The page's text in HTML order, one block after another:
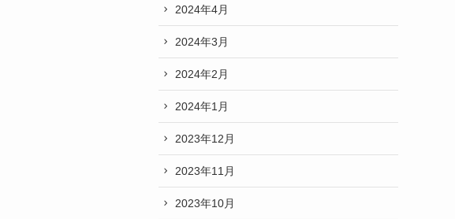
2024年4月
2024年3月
2024年2月
2024年1月
2023年12月
2023年11月
2023年10月